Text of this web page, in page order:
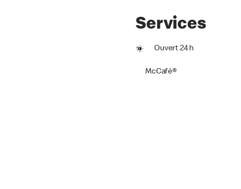
Services
Ouvert 24 h
McCafé®